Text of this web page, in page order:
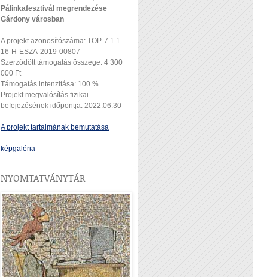
Pálinkafesztivál megrendezése
Gárdony városban
A projekt azonosítószáma: TOP-7.1.1-
16-H-ESZA-2019-00807
Szerződött támogatás összege: 4 300
000 Ft
Támogatás intenzitása: 100 %
Projekt megvalósítás fizikai
befejezésének időpontja: 2022.06.30
A projekt tartalmának bemutatása
képgaléria
NYOMTATVÁNYTÁR